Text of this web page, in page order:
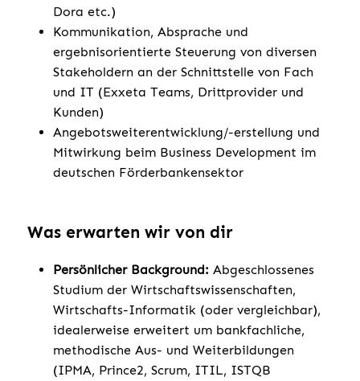
Dora etc.)
Kommunikation, Absprache und
ergebnisorientierte Steuerung von diversen
Stakeholdern an der Schnittstelle von Fach
und IT (Exxeta Teams, Drittprovider und
Kunden)
Angebotsweiterentwicklung/-erstellung und
Mitwirkung beim Business Development im
deutschen Förderbankensektor
Was erwarten wir von dir
Persönlicher Background: Abgeschlossenes
Studium der Wirtschaftswissenschaften,
Wirtschafts-Informatik (oder vergleichbar),
idealerweise erweitert um bankfachliche,
methodische Aus- und Weiterbildungen
(IPMA, Prince2, Scrum, ITIL, ISTQB